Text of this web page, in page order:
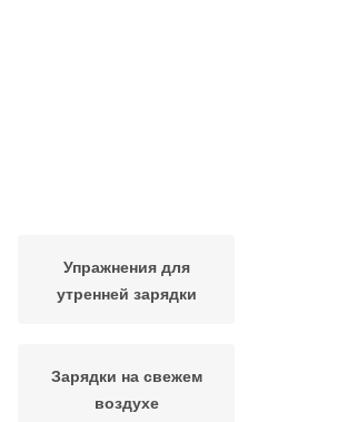
Упражнения для
утренней зарядки
Зарядки на свежем
воздухе